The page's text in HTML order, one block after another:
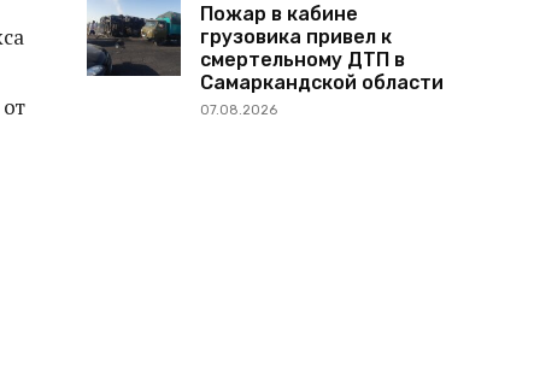
Пожар в кабине
грузовика привел к
смертельному ДТП в
Самаркандской области
07.08.2026